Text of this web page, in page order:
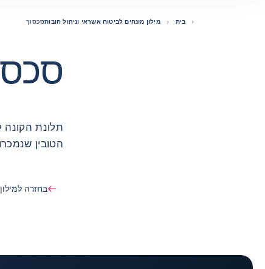
בית מילון מונחים לביטוח אשראי וניהול חובותסכסוך
תלונת הקונה
הטובין
בחזרה